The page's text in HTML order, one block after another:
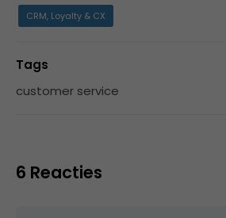
CRM, Loyalty & CX
Tags
customer service
6 Reacties